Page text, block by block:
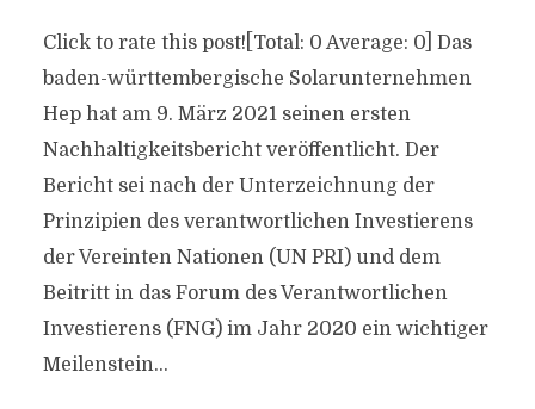
Click to rate this post![Total: 0 Average: 0] Das
baden-württembergische Solarunternehmen
Hep hat am 9. März 2021 seinen ersten
Nachhaltigkeitsbericht veröffentlicht. Der
Bericht sei nach der Unterzeichnung der
Prinzipien des verantwortlichen Investierens
der Vereinten Nationen (UN PRI) und dem
Beitritt in das Forum des Verantwortlichen
Investierens (FNG) im Jahr 2020 ein wichtiger
Meilenstein...